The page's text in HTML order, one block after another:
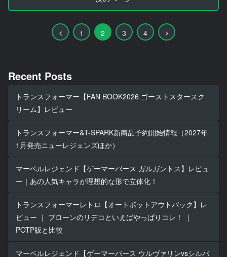
前
1 2 3 4
次
Recent Posts
トランスフォーマー【FAN BOOK2026 ゴーストスタースク
リーム】レビュー
トランスフォーマー&T-SPARK新商品予約開始情報（2027年
1月発売ニューレジェンズほか）
マーベルレジェンド【ゲーマーバース ガルガントス】レビュ
ー｜あの人気キャラが理想的な形で立体化！
トランスフォーマーレトロ【オートボットアウトバック】レ
ビュー ｜ ブローンのリデコといえばやっぱりコレ！ ｜
POTP版と比較
マーベルレジェンド【ゲーマーバース ウルヴァリンvsシルバ